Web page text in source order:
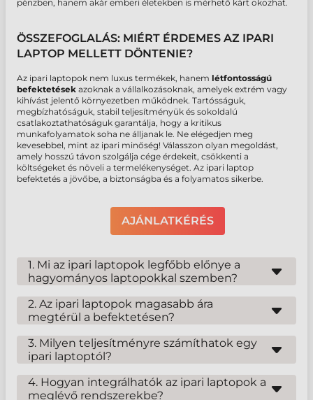
pénzben, hanem akár emberi életekben is mérhető kárt okozhat.
ÖSSZEFOGLALÁS: MIÉRT ÉRDEMES AZ IPARI
LAPTOP MELLETT DÖNTENIE?
Az ipari laptopok nem luxus termékek, hanem létfontosságú
befektetések azoknak a vállalkozásoknak, amelyek extrém vagy
kihívást jelentő környezetben működnek. Tartósságuk,
megbízhatóságuk, stabil teljesítményük és sokoldalú
csatlakoztathatóságuk garantálja, hogy a kritikus
munkafolyamatok soha ne álljanak le. Ne elégedjen meg
kevesebbel, mint az ipari minőség! Válasszon olyan megoldást,
amely hosszú távon szolgálja cége érdekeit, csökkenti a
költségeket és növeli a termelékenységet. Az ipari laptop
befektetés a jövőbe, a biztonságba és a folyamatos sikerbe.
AJÁNLATKÉRÉS
1. Mi az ipari laptopok legfőbb előnye a
hagyományos laptopokkal szemben?
megbízhatóságuk. Míg a hagyományos laptopok sérülékenyek a
porra, vízre, ütődésekre és szélsőséges hőmérsékletekre, addig az
ipari eszközök kifejezetten arra tervezettek, hogy ellenálljanak
ezeknek a körülményeknek. Katonai szabványok és IP-
besorolások garantálják, hogy a legkeményebb környezetben is
stabilan működjenek, jelentősen csökkentve a meghibásodás
2. Az ipari laptopok magasabb ára
megtérül a befektetésen?
mint egy consumer modellé, a teljes birtoklási költség (TCO)
hosszú távon kedvezőbb. Ritkább meghibásodások, kevesebb
javítás, hosszabb élettartam és a folyamatos, zökkenőmentes
munkavégzésből adódó termelékenységnövelés mind hozzájárul a
megtérüléshez. Ezen felül az adatvesztés és a kritikus leállások
elkerülése pénzben nem mérhető előnyöket is jelenthet egy
3. Milyen teljesítményre számíthatok egy
ipari laptoptól?
bőséges RAM-mal és gyors SSD tárhellyel vannak felszerelve, így
képesek erőforrás-igényes ipari szoftverek és alkalmazások
4. Hogyan integrálhatók az ipari laptopok a
meglévő rendszerekbe?